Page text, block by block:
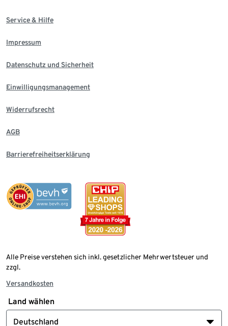
Service & Hilfe
Impressum
Datenschutz und Sicherheit
Einwilligungsmanagement
Widerrufsrecht
AGB
Barrierefreiheitserklärung
Alle Preise verstehen sich inkl. gesetzlicher Mehrwertsteuer und
zzgl.
Versandkosten
Land wählen
Deutschland